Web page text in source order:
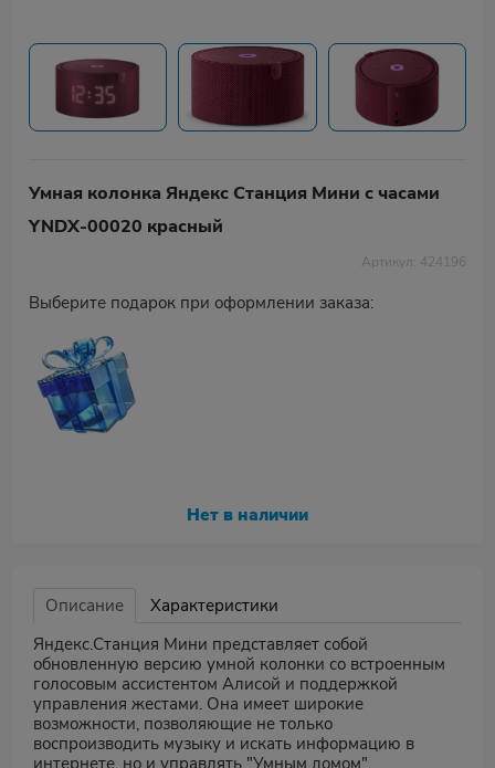
Умная колонка Яндекс Станция Мини с часами
YNDX-00020 красный
Артикул: 424196
Выберите подарок при оформлении заказа:
Нет в наличии
Описание
Характеристики
Яндекс.Станция Мини представляет собой
обновленную версию умной колонки со встроенным
голосовым ассистентом Алисой и поддержкой
управления жестами. Она имеет широкие
возможности, позволяющие не только
воспроизводить музыку и искать информацию в
интернете, но и управлять "Умным домом",